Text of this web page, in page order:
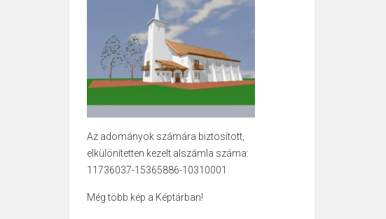
Az adományok számára biztosított,
elkülönítetten kezelt alszámla száma:
11736037-15365886-10310001
Még több kép a Képtárban!